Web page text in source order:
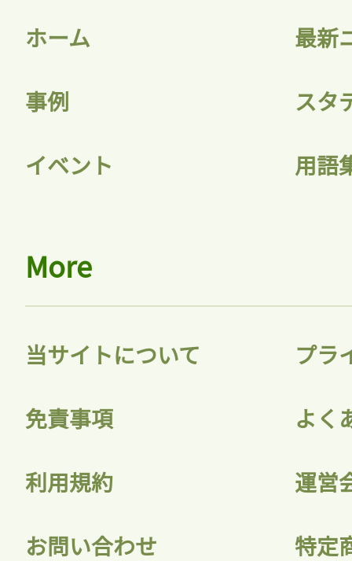
ホーム 最新
事例 スタ
イベント 用語
More
当サイトについて プラ
免責事項 よく
利用規約 運営
お問い合わせ 特定